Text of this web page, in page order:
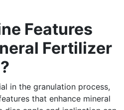
Features
Fertilizer
in the granulation process,
that enhance mineral